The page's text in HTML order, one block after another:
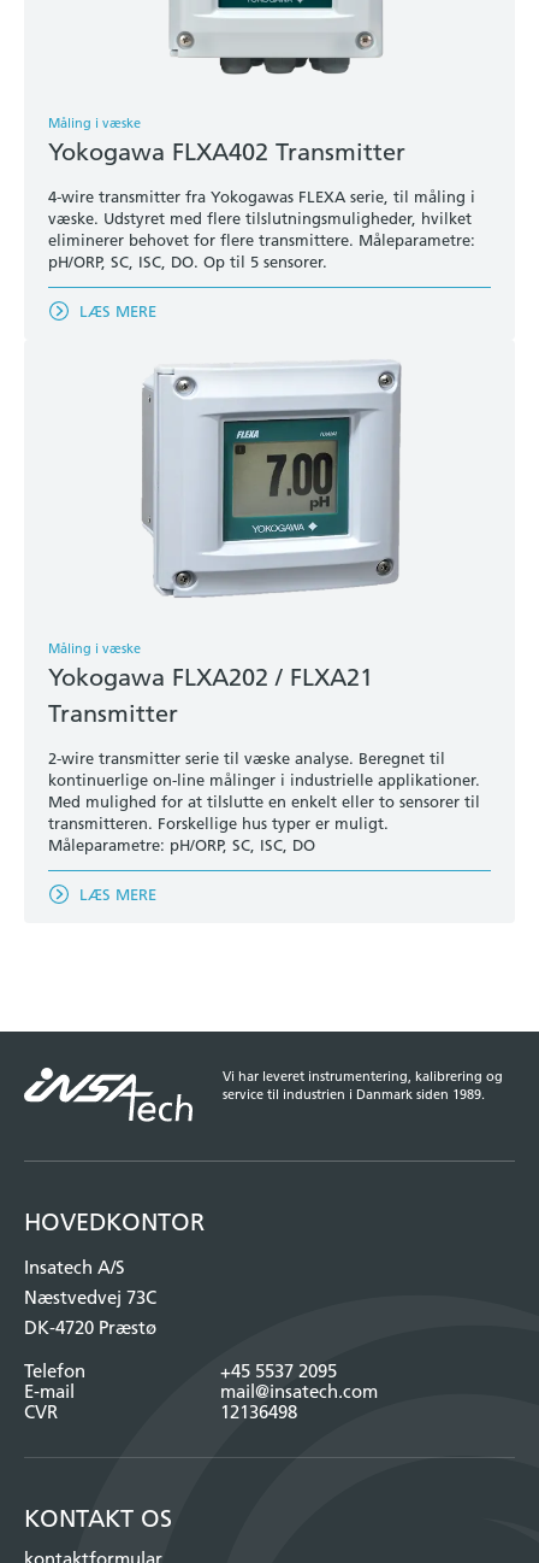
Måling i væske
Yokogawa FLXA402 Transmitter
4-wire transmitter fra Yokogawas FLEXA serie, til måling i
væske. Udstyret med flere tilslutningsmuligheder, hvilket
eliminerer behovet for flere transmittere. Måleparametre:
pH/ORP, SC, ISC, DO. Op til 5 sensorer.
LÆS MERE
Måling i væske
Yokogawa FLXA202 / FLXA21
Transmitter
2-wire transmitter serie til væske analyse. Beregnet til
kontinuerlige on-line målinger i industrielle applikationer.
Med mulighed for at tilslutte en enkelt eller to sensorer til
transmitteren. Forskellige hus typer er muligt.
Måleparametre: pH/ORP, SC, ISC, DO
LÆS MERE
Vi har leveret instrumentering, kalibrering og
service til industrien i Danmark siden 1989.
HOVEDKONTOR
Insatech A/S
Næstvedvej 73C
DK-4720 Præstø
Telefon
+45 5537 2095
E-mail
mail@insatech.com
CVR
12136498
KONTAKT OS